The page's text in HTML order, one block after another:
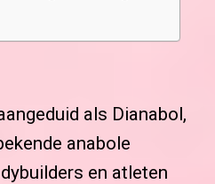
als Dianabol,
anabole
en atleten